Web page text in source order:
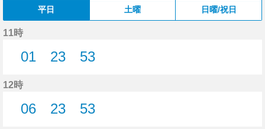
平日 土曜 日曜/祝日
11時
01
23
53
12時
06
23
53